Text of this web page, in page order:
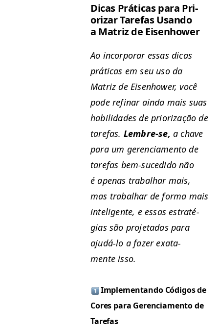
Dicas Práti­cas para Pri­
orizar Tare­fas Usan­do
a Matriz de Eisenhower
Ao incor­po­rar essas dicas
práti­cas em seu uso da
Matriz de Eisen­how­er, você
pode refi­nar ain­da mais suas
habil­i­dades de pri­or­iza­ção de
tare­fas. Lem­bre-se, a chave
para um geren­ci­a­men­to de
tare­fas bem-suce­di­do não
é ape­nas tra­bal­har mais,
mas tra­bal­har de for­ma mais
inteligente, e essas estraté­
gias são pro­je­tadas para
ajudá-lo a faz­er exata­
mente isso.
Imple­men­tan­do Códi­gos de
Cores para Geren­ci­a­men­to de
Tarefas